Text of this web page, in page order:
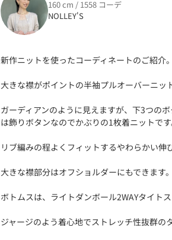
160 cm / 1558 コーデ
NOLLEY'S
新作ニットを使ったコーディネートのご紹介。
大きな襟がポイントの半袖プルオーバーニット
ガーディアンのように見えますが、下3つの
は飾りボタンなのでかぶりの1枚着ニットです
リブ編みの程よくフィットするやわらかい伸
大きな襟部分はオフショルダーにもできます。
ボトムスは、ライトダンボール2WAYタイトス
ジャージのよう着心地でストレッチ性抜群の